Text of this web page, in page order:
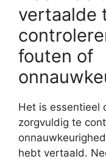
vertaalde
fouten of
Het is essentieel
zorgvuldig te
hebt vertaald.